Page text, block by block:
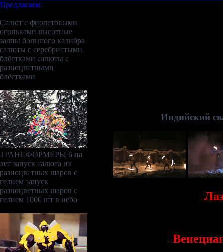
Предлагаем:
Салют с фиолетовыми
огоньками высотные
залпы большого калибра
салюты с серебристыми
блёстками салюты с
разноцветными
блёстками
ТРАНСФОРМЕРЫ 6 на
лет запуск салюта из
разноцветных шаров с
гелием запуск
разноцветных шаров с
гелием 1000 шт в небо
Индийский